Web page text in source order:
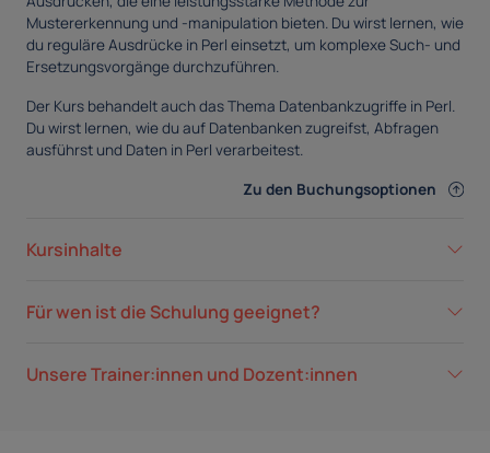
Mustererkennung und -manipulation bieten. Du wirst lernen, wie
du reguläre Ausdrücke in Perl einsetzt, um komplexe Such- und
Ersetzungsvorgänge durchzuführen.
Der Kurs behandelt auch das Thema Datenbankzugriffe in Perl.
Du wirst lernen, wie du auf Datenbanken zugreifst, Abfragen
ausführst und Daten in Perl verarbeitest.
Zu den Buchungsoptionen
Kursinhalte
Für wen ist die Schulung geeignet?
Unsere Trainer:innen und Dozent:innen